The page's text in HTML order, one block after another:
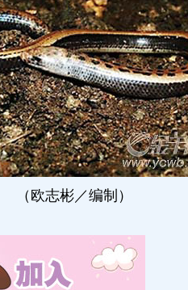
（欧志彬／编制）